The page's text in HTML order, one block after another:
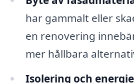
har gammalt eller
en renovering
mer hållbara
Isolering och